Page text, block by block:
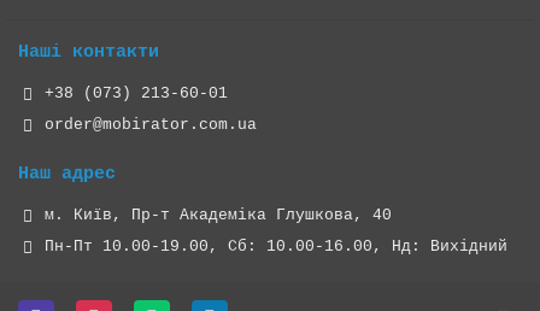
Наші контакти
+38 (073) 213-60-01
order@mobirator.com.ua
Наш адрес
м. Київ, Пр-т Академіка Глушкова, 40
Пн-Пт 10.00-19.00, Cб: 10.00-16.00, Нд: Вихідний